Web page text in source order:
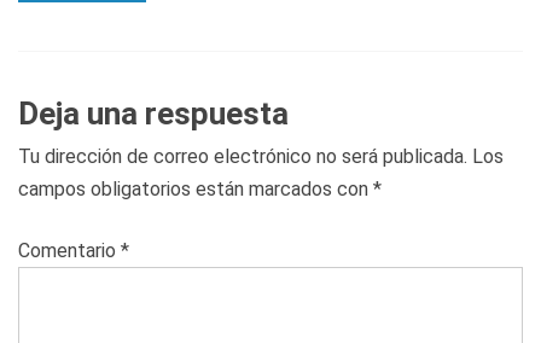
Deja una respuesta
Tu dirección de correo electrónico no será publicada. Los
campos obligatorios están marcados con *
Comentario *